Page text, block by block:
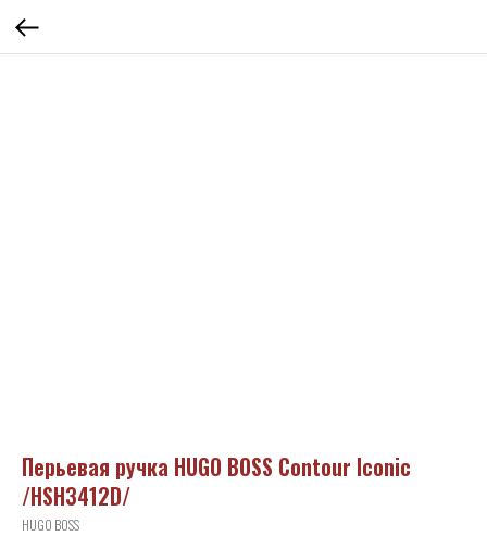
Перьевая ручка HUGO BOSS Contour Iconic
/HSH3412D/
HUGO BOSS